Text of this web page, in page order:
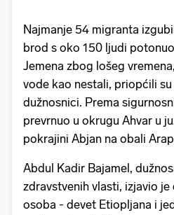
Najmanje 54 migranta
brod s oko 150 ljudi
Jemena zbog lošeg
vode kao nestali, priopćili
dužnosnici. Prema
prevrnuo u okrugu Ahvar u
pokrajini Abjan na obali
Abdul Kadir Bajamel,
zdravstvenih vlasti, izjavio je
osoba - devet Etiopljana i